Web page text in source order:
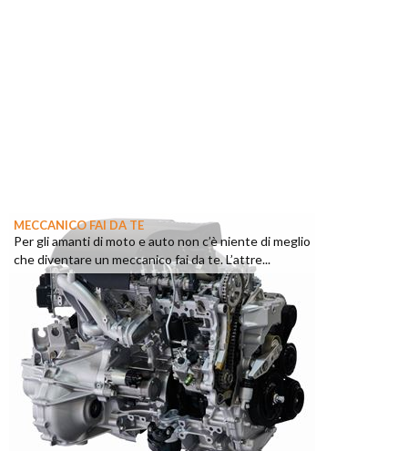
MECCANICO FAI DA TE
Per gli amanti di moto e auto non c’è niente di meglio
che diventare un meccanico fai da te. L’attre...